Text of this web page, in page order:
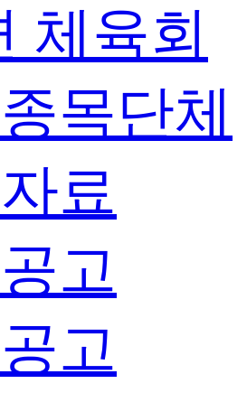
체육회
목단체
료
고
고